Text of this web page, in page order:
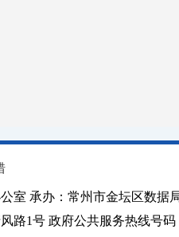
室 承办：常州市金坛区数据
路1号 政府公共服务热线号码